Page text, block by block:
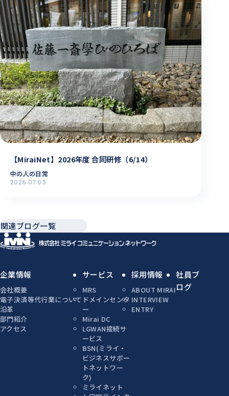
【MiraiNet】2026年度 合同研修（6/14）
中の人の日常
2026.07.03
関連ブログ一覧
企業情報
会社概要
電子決済等代行業について
沿革
部門紹介
アクセス
サービス
MRS
ドメインセンタ
ー
Mirai DC
LGWAN接続サ
ービス
BSN(ミライ・
ビジネスサポー
トネットワー
ク)
ミライネット
採用情報
ABOUT MIRAI
INTERVIEW
ENTRY
社員ブ
ログ